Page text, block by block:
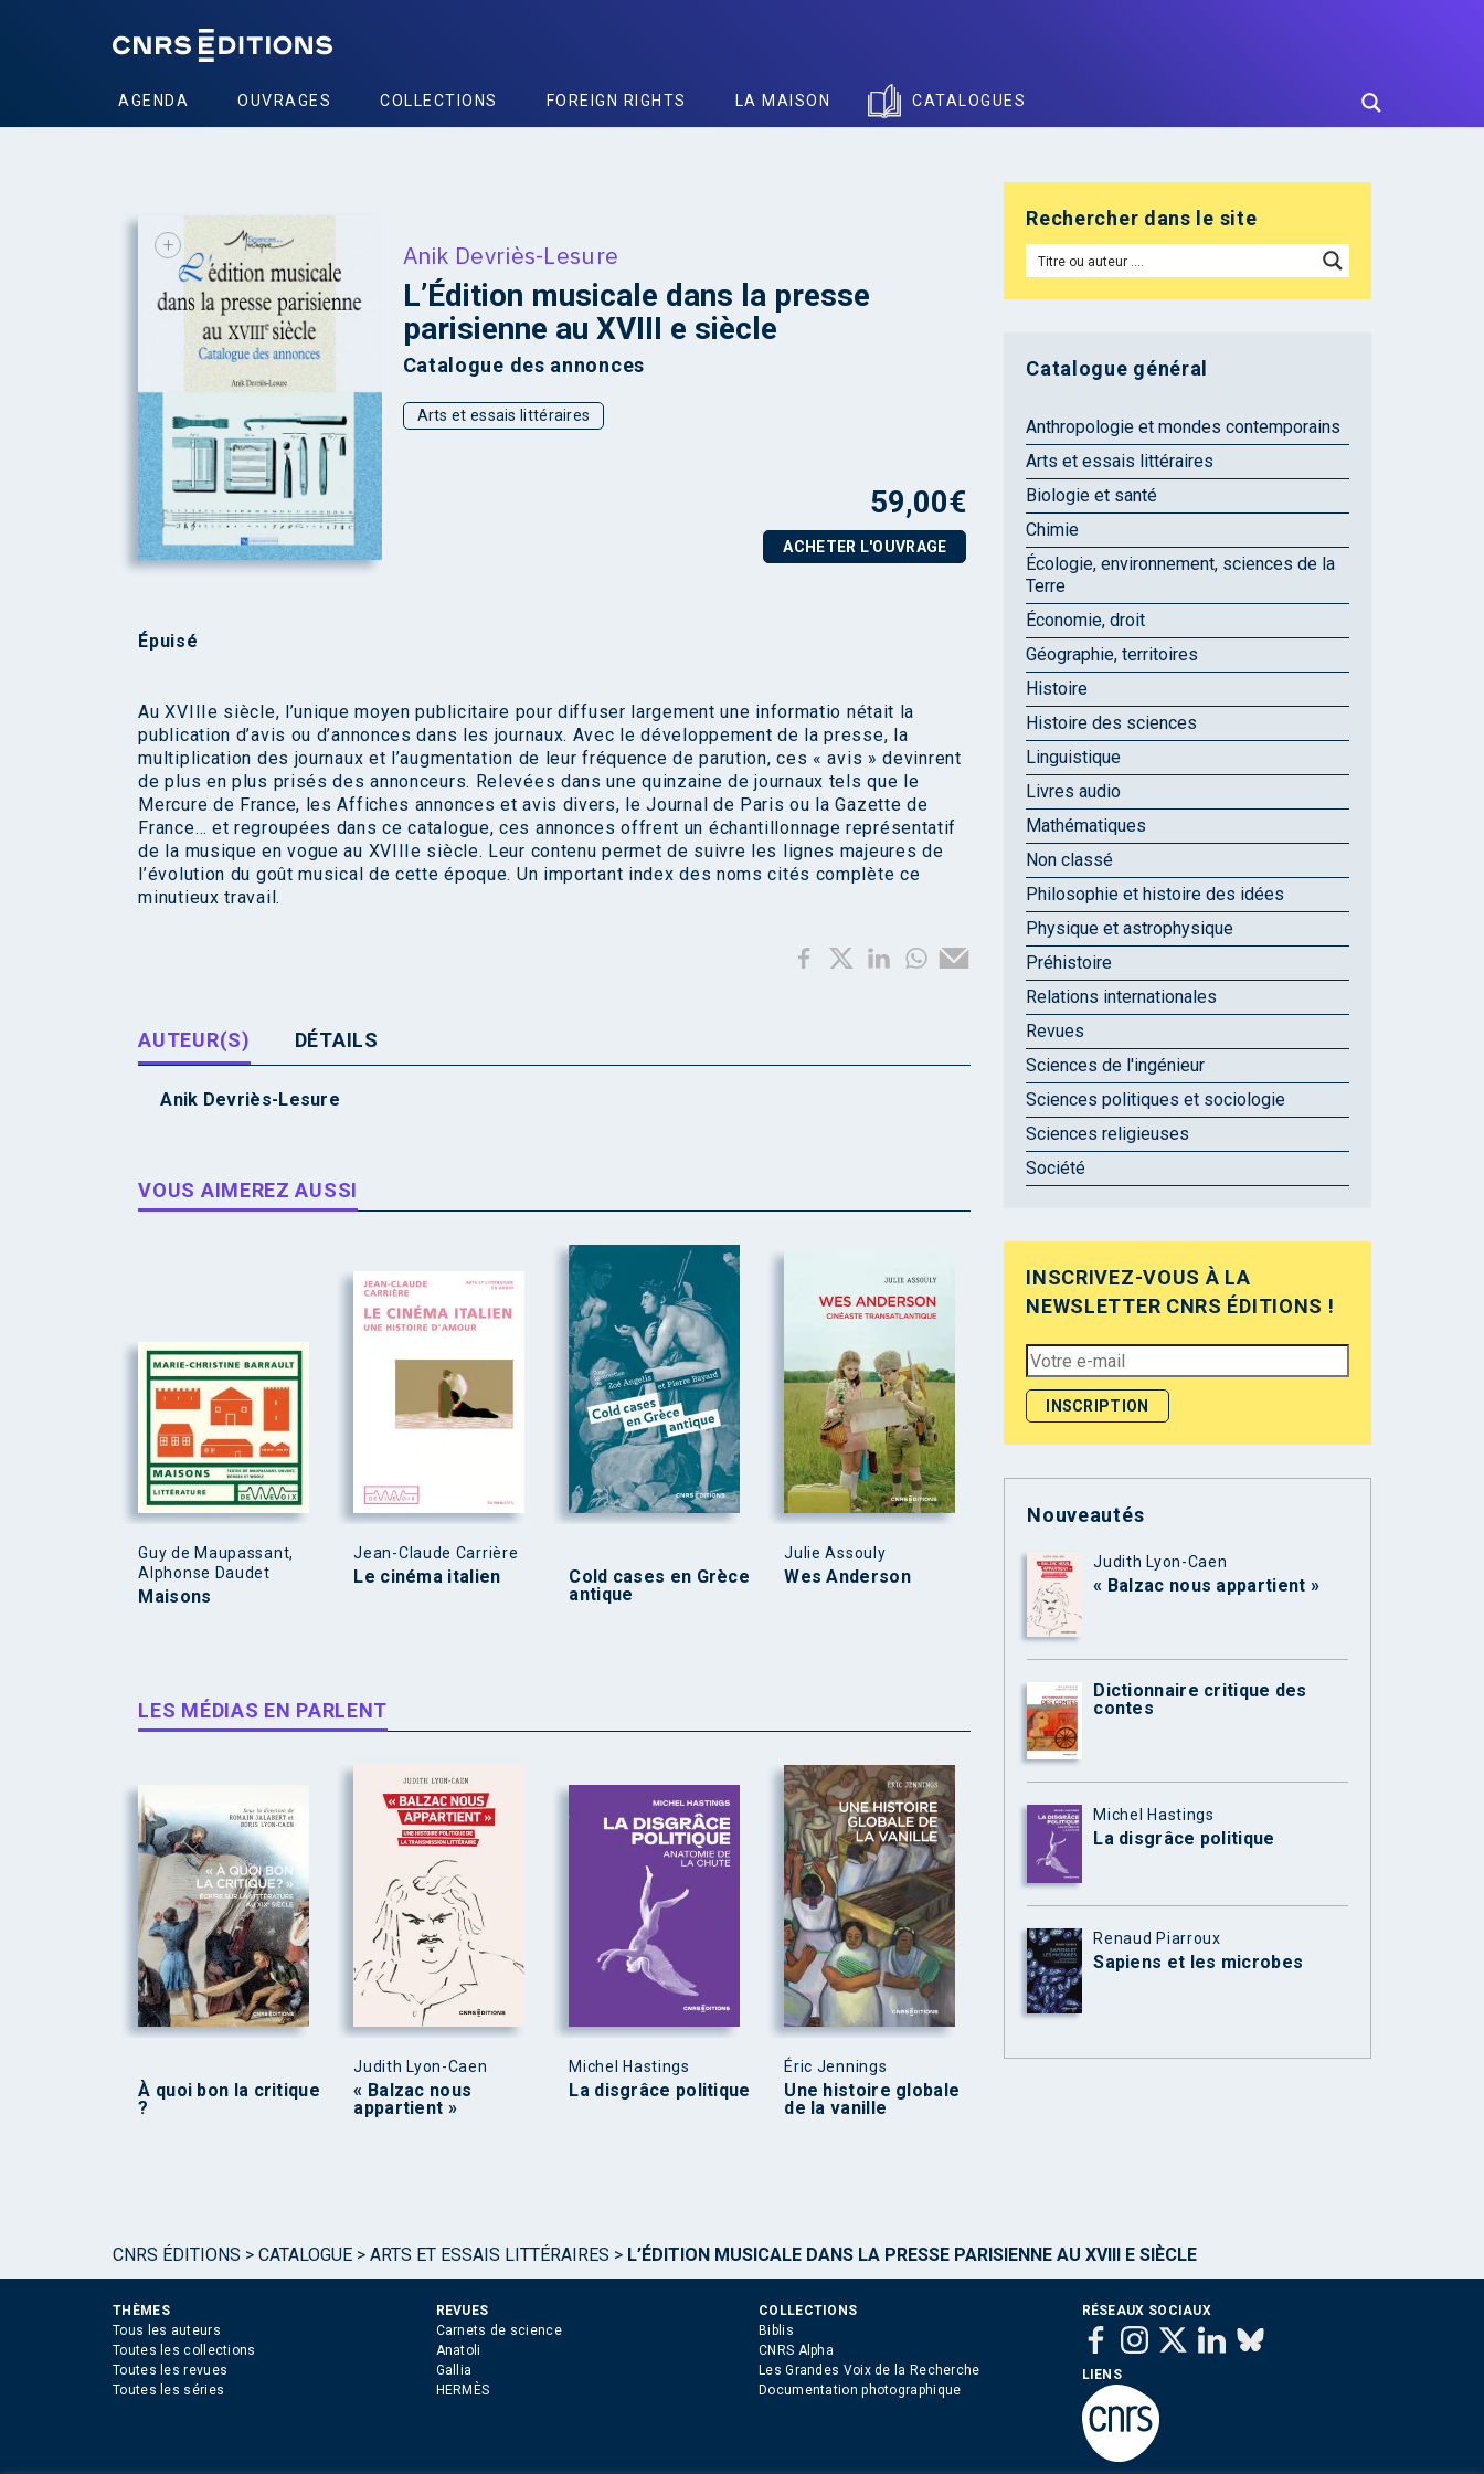
AGENDA OUVRAGES COLLECTIONS FOREIGN RIGHTS LA MAISON CATALOGUES
+ Anik Devriès-Lesure
L’Édition musicale dans la presse
parisienne au XVIII e siècle
Catalogue des annonces
Arts et essais littéraires
59,00€
ACHETER L'OUVRAGE
Épuisé
Au XVIIIe siècle, l’unique moyen publicitaire pour diffuser largement une informatio nétait la
publication d’avis ou d’annonces dans les journaux. Avec le développement de la presse, la
multiplication des journaux et l’augmentation de leur fréquence de parution, ces « avis » devinrent
de plus en plus prisés des annonceurs. Relevées dans une quinzaine de journaux tels que le
Mercure de France, les Affiches annonces et avis divers, le Journal de Paris ou la Gazette de
France… et regroupées dans ce catalogue, ces annonces offrent un échantillonnage représentatif
de la musique en vogue au XVIIIe siècle. Leur contenu permet de suivre les lignes majeures de
l’évolution du goût musical de cette époque. Un important index des noms cités complète ce
minutieux travail.
AUTEUR(S) DÉTAILS
Anik Devriès-Lesure
VOUS AIMEREZ AUSSI
Guy de Maupassant,
Alphonse Daudet
Maisons
Jean-Claude Carrière
Le cinéma italien
Cold cases en Grèce
antique
Julie Assouly
Wes Anderson
LES MÉDIAS EN PARLENT
À quoi bon la critique
?
Judith Lyon-Caen
« Balzac nous
appartient »
Michel Hastings
La disgrâce politique
Éric Jennings
Une histoire globale
de la vanille
Rechercher dans le site
Catalogue général
Anthropologie et mondes contemporains
Arts et essais littéraires
Biologie et santé
Chimie
Écologie, environnement, sciences de la
Terre
Économie, droit
Géographie, territoires
Histoire
Histoire des sciences
Linguistique
Livres audio
Mathématiques
Non classé
Philosophie et histoire des idées
Physique et astrophysique
Préhistoire
Relations internationales
Revues
Sciences de l'ingénieur
Sciences politiques et sociologie
Sciences religieuses
Société
INSCRIVEZ-VOUS À LA
NEWSLETTER CNRS ÉDITIONS !
Nouveautés
Judith Lyon-Caen
« Balzac nous appartient »
Dictionnaire critique des
contes
Michel Hastings
La disgrâce politique
Renaud Piarroux
Sapiens et les microbes
CNRS ÉDITIONS > CATALOGUE > ARTS ET ESSAIS LITTÉRAIRES > L’ÉDITION MUSICALE DANS LA PRESSE PARISIENNE AU XVIII E SIÈCLE
THÈMES
Tous les auteurs
Toutes les collections
Toutes les revues
Toutes les séries
REVUES
Carnets de science
Anatoli
Gallia
HERMÈS
COLLECTIONS
Biblis
CNRS Alpha
Les Grandes Voix de la Recherche
Documentation photographique
RÉSEAUX SOCIAUX
LIENS